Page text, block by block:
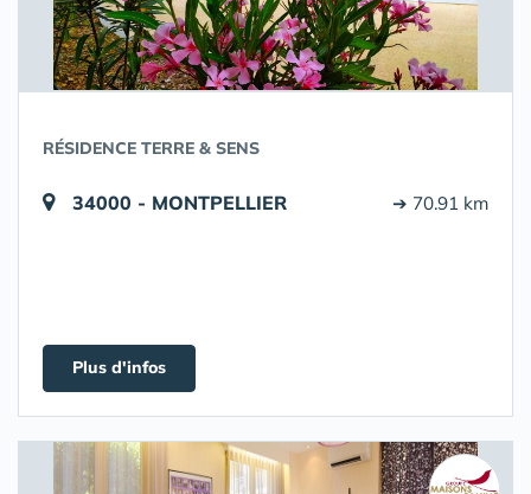
RÉSIDENCE TERRE & SENS
34000 - MONTPELLIER ➔ 70.91 km
Plus d'infos